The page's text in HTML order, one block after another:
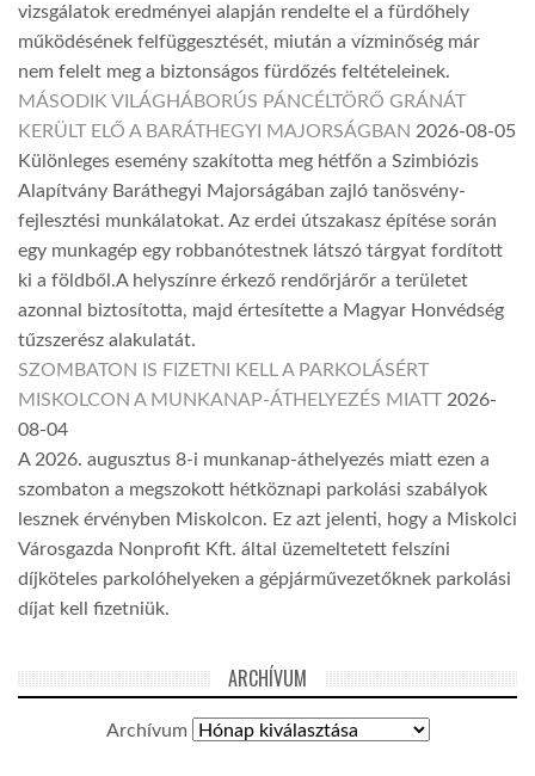
vizsgálatok eredményei alapján rendelte el a fürdőhely
működésének felfüggesztését, miután a vízminőség már
nem felelt meg a biztonságos fürdőzés feltételeinek.
MÁSODIK VILÁGHÁBORÚS PÁNCÉLTÖRŐ GRÁNÁT
KERÜLT ELŐ A BARÁTHEGYI MAJORSÁGBAN 2026-08-05
Különleges esemény szakította meg hétfőn a Szimbiózis
Alapítvány Baráthegyi Majorságában zajló tanösvény-
fejlesztési munkálatokat. Az erdei útszakasz építése során
egy munkagép egy robbanótestnek látszó tárgyat fordított
ki a földből.A helyszínre érkező rendőrjárőr a területet
azonnal biztosította, majd értesítette a Magyar Honvédség
tűzszerész alakulatát.
SZOMBATON IS FIZETNI KELL A PARKOLÁSÉRT
MISKOLCON A MUNKANAP-ÁTHELYEZÉS MIATT 2026-
08-04
A 2026. augusztus 8-i munkanap-áthelyezés miatt ezen a
szombaton a megszokott hétköznapi parkolási szabályok
lesznek érvényben Miskolcon. Ez azt jelenti, hogy a Miskolci
Városgazda Nonprofit Kft. által üzemeltetett felszíni
díjköteles parkolóhelyeken a gépjárművezetőknek parkolási
díjat kell fizetniük.
ARCHÍVUM
Archívum